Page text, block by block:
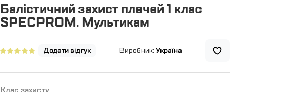
Балістичний захист плечей 1 клас
SPECPROM. Мультикам
Додати відгук Виробник: Україна